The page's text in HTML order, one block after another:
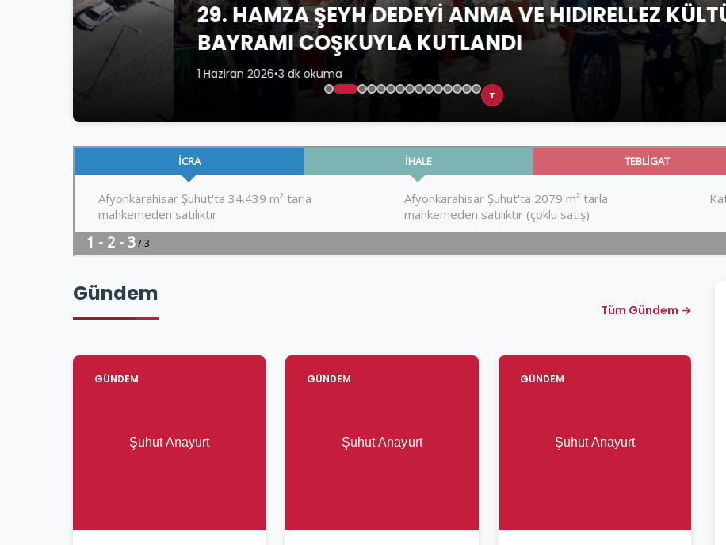
29. HAMZA ŞEYH DEDEYİ ANMA VE HIDIRELLEZ KÜLTÜR BAHAR
BAYRAMI COŞKUYLA KUTLANDI
3 dk okuma
T
Gündem
Tüm Gündem →
GÜNDEM GÜNDEM GÜNDEM